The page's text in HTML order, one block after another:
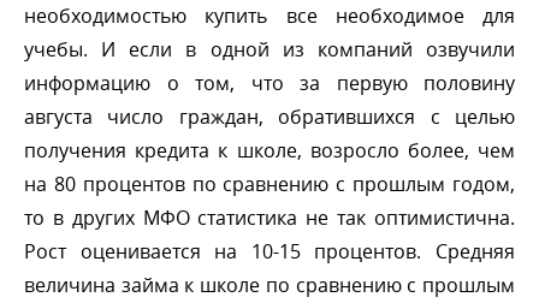
необходимостью купить все необходимое для
учебы. И если в одной из компаний озвучили
информацию о том, что за первую половину
августа число граждан, обратившихся с целью
получения кредита к школе, возросло более, чем
на 80 процентов по сравнению с прошлым годом,
то в других МФО статистика не так оптимистична.
Рост оценивается на 10-15 процентов. Средняя
еличина займа к школе по сравнению с прошлым